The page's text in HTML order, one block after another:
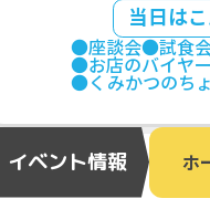
当日は
●座談会●試食
●お店のバイヤ
●くみかつのち
イベント情報 ホ